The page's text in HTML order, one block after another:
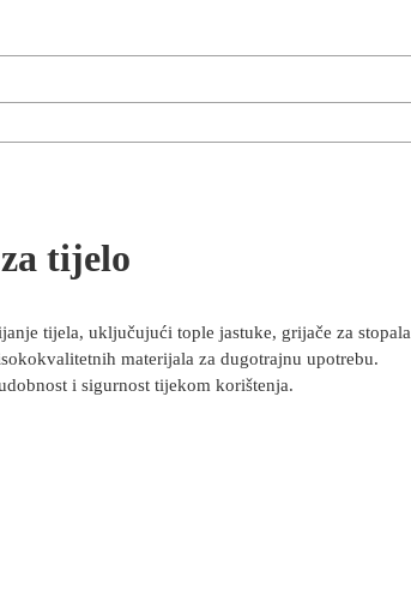
tijelo
tijela, uključujući tople jastuke, grijače za
materijala za dugotrajnu upotrebu.
i sigurnost tijekom korištenja.